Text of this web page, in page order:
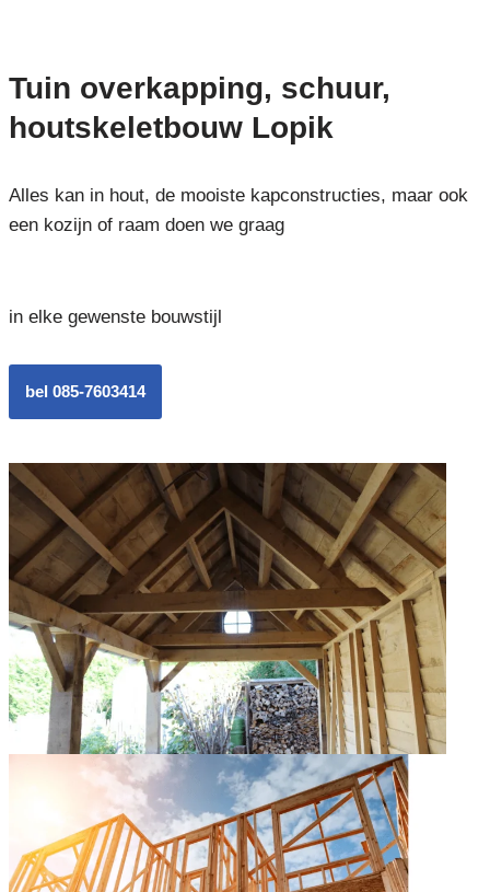
Tuin overkapping, schuur,
houtskeletbouw Lopik
Alles kan in hout, de mooiste kapconstructies, maar ook
een kozijn of raam doen we graag
in elke gewenste bouwstijl
bel 085-7603414